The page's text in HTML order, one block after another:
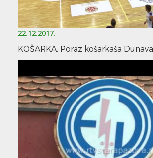
22.12.2017.
KOŠARKA: Poraz košarkaša Dunava